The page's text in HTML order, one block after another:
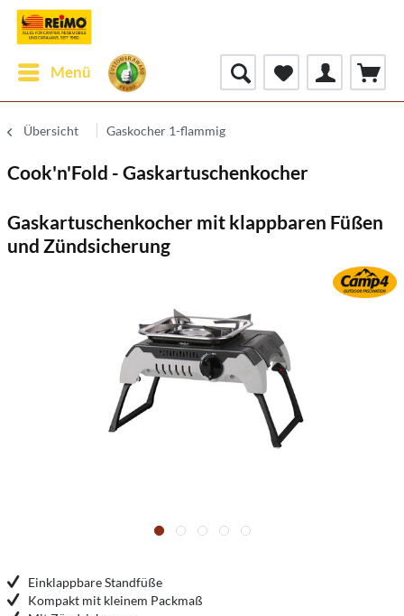
Menü
Übersicht Gaskocher 1-flammig
Cook'n'Fold - Gaskartuschenkocher
Gaskartuschenkocher mit klappbaren Füßen
und Zündsicherung
Einklappbare Standfüße
Kompakt mit kleinem Packmaß